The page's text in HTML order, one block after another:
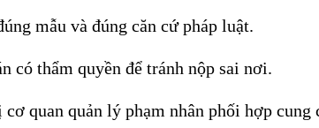
mẫu và đúng căn cứ pháp luật.
có thẩm quyền để tránh nộp sai nơi.
cơ quan quản lý phạm nhân phối hợp